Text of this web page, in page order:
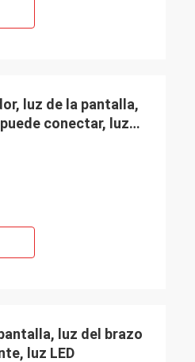
luz de la pantalla,
conectar, luz
luz del brazo
luz LED